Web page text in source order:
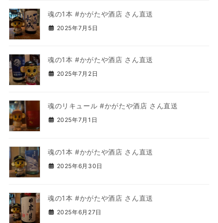
魂の1本 #かがたや酒店 さん直送
2025年7月5日
魂の1本 #かがたや酒店 さん直送
2025年7月2日
魂のリキュール #かがたや酒店 さん直送
2025年7月1日
魂の1本 #かがたや酒店 さん直送
2025年6月30日
魂の1本 #かがたや酒店 さん直送
2025年6月27日